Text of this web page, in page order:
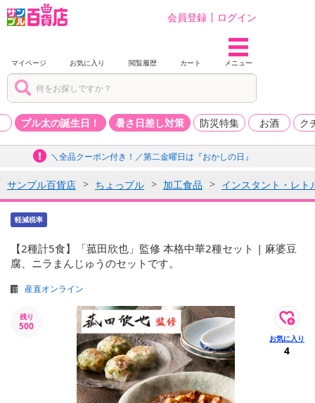
会員登録 ログイン
マイページ お気に入り 閲覧履歴 カート メニュー
プル太の誕生日！ 暑さ日差し対策 防災特集 お酒 ク
＼全品クーポン付き！／第二金曜日は『おかしの日』
サンプル百貨店 ちょっプル 加工食品 インスタント・レト
軽減税率
【2種計5食】「菰田欣也」監修 本格中華2種セット | 麻婆豆
腐、ニラまんじゅうのセットです。
産直オンライン
残り
500
4